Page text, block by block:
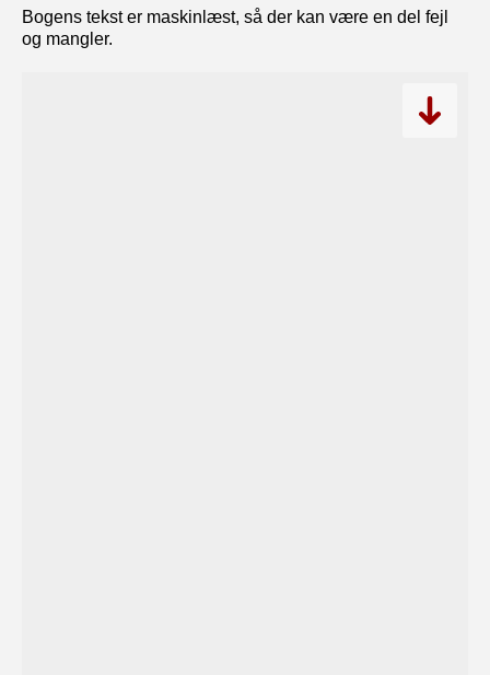
Bogens tekst er maskinlæst, så der kan være en del fejl
og mangler.